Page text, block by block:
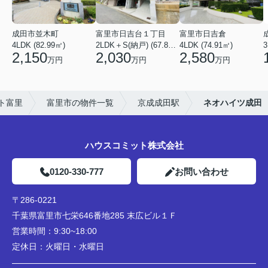
成田市並木町
4LDK (82.99㎡)
2,150万円
富里市日吉台１丁目
2LDK＋S(納戸) (67.84㎡)
2,030万円
富里市日吉倉
4LDK (74.91㎡)
2,580万円
富里 富里市の物件一覧 京成成田駅 ネオハイツ成田
ハウスコミット株式会社
0120-330-777 お問い合わせ
〒286-0221
千葉県富里市七栄646番地285 末広ビル１Ｆ
営業時間： 9:30~18:00
定休日： 火曜日・水曜日